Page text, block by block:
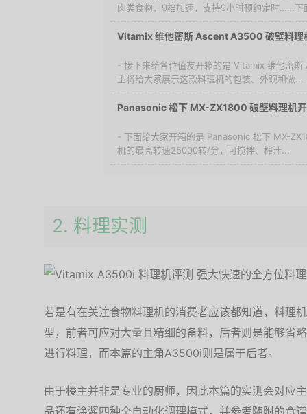
肉类食物，9档加速，支持9小时预约定时……下
Vitamix 维他密斯 Ascent A3500 破壁料理
- 接下来给各位值友开箱的是 Vitamix 维他密
主将给大家展示这款料理机的包装、外观和做...
Panasonic 松下 MX-ZX1800 破壁料理机
- 下面给大家开箱的是 Panasonic 松下 MX-
机的最高转速25000转/分，可搅拌、榨汁...
2. 料理实测
若是有在关注食物料理机的消费者应该都知道，料理
型，前者可应对大量且精细的备料，后者则是能够省
进行料理，而本篇的主角A3500i则是属于后者。
由于楼主并非是专业的厨师，因此本篇的实测会对应
品还有涂酱四种全自动化调理模式，并参考随附的食